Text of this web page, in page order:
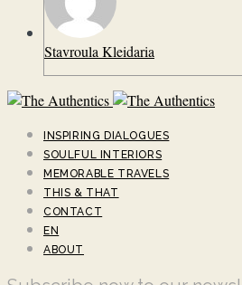
Stavroula Kleidaria
INSPIRING DIALOGUES
SOULFUL INTERIORS
MEMORABLE TRAVELS
THIS & THAT
CONTACT
EN
ABOUT